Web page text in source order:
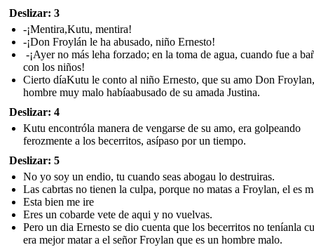
Deslizar: 3
-¡Mentira,Kutu, mentira!
-¡Don Froylán le ha abusado, niño Ernesto!
-¡Ayer no más leha forzado; en la toma de agua, cuando fue a
con los niños!
Cierto díaKutu le conto al niño Ernesto, que su amo Don
hombre muy malo habíaabusado de su amada Justina.
Deslizar: 4
Kutu encontróla manera de vengarse de su amo, era golpeando
ferozmente a los becerritos, asípaso por un tiempo.
Deslizar: 5
No yo soy un endio, tu cuando seas abogau lo destruiras.
Las cabrtas no tienen la culpa, porque no matas a Froylan, el es
Esta bien me ire
Eres un cobarde vete de aqui y no vuelvas.
Pero un dia Ernesto se dio cuenta que los becerritos no teníanla
era mejor matar a el señor Froylan que es un hombre malo.